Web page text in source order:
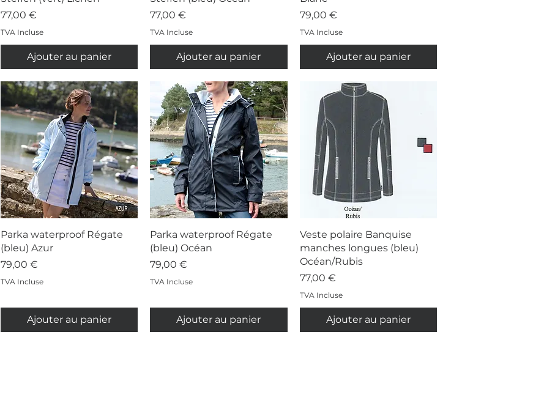
Prix
77,00 €
TVA Incluse
Ajouter au panier
Prix
77,00 €
TVA Incluse
Ajouter au panier
Prix
79,00 €
TVA Incluse
Ajouter au panier
Aperçu rapide
Parka waterproof Régate
(bleu) Azur
Prix
79,00 €
TVA Incluse
Ajouter au panier
Aperçu rapide
Parka waterproof Régate
(bleu) Océan
Prix
79,00 €
TVA Incluse
Ajouter au panier
Aperçu rapide
Veste polaire Banquise
manches longues (bleu)
Océan/Rubis
Prix
77,00 €
TVA Incluse
Ajouter au panier